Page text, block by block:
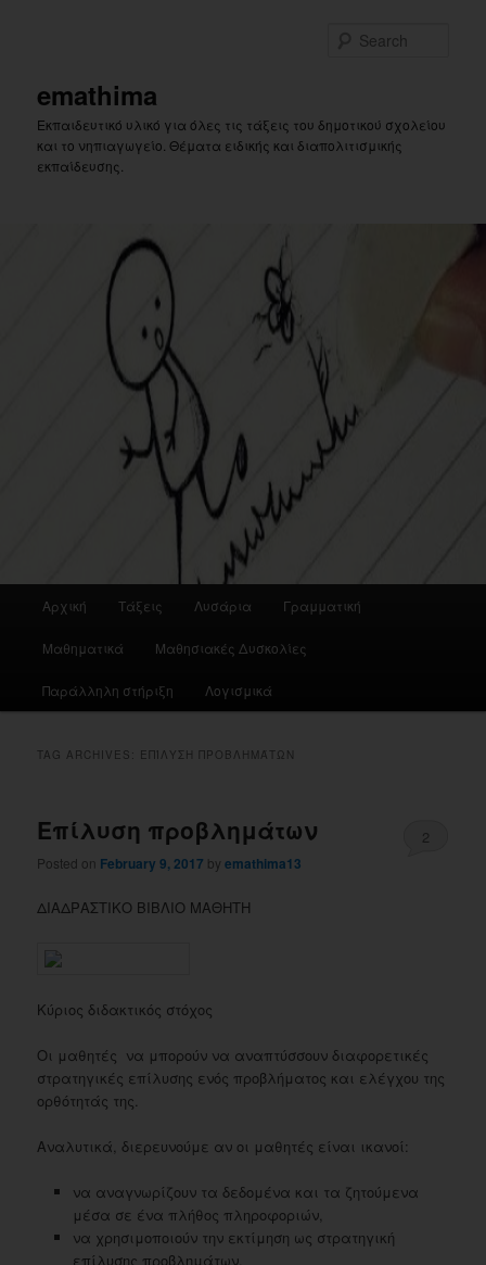
emathima
Εκπαιδευτικό υλικό για όλες τις τάξεις του δημοτικού σχολείου
και το νηπιαγωγείο. Θέματα ειδικής και διαπολιτισμικής
εκπαίδευσης.
Αρχική Τάξεις Λυσάρια Γραμματική
Μαθηματικά Μαθησιακές Δυσκολίες
Παράλληλη στήριξη Λογισμικά
TAG ARCHIVES: EΠΊΛΥΣΗ ΠΡΟΒΛΗΜΆΤΩΝ
Eπίλυση προβλημάτων
Posted on February 9, 2017 byemathima13
2
ΔΙΑΔΡΑΣΤΙΚΟ ΒΙΒΛΙΟ ΜΑΘΗΤΗ
Κύριος διδακτικός στόχος
Οι μαθητές να μπορούν να αναπτύσσουν διαφορετικές
στρατηγικές επίλυσης ενός προβλήματος και ελέγχου της
ορθότητάς της.
Αναλυτικά, διερευνούμε αν οι μαθητές είναι ικανοί:
να αναγνωρίζουν τα δεδομένα και τα ζητούμενα
μέσα σε ένα πλήθος πληροφοριών,
να χρησιμοποιούν την εκτίμηση ως στρατηγική
επίλυσης προβλημάτων,